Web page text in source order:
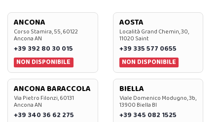
ANCONA
Corso Stamira, 55, 60122
Ancona AN
+39 392 80 30 015
NON DISPONIBILE
AOSTA
Località Grand Chemin, 30,
11020 Saint
+39 335 577 0655
NON DISPONIBILE
ANCONA BARACCOLA
Via Pietro Filonzi, 60131
Ancona AN
+39 340 36 62 275
BIELLA
Viale Domenico Modugno, 3b,
13900 Biella BI
+39 345 082 1525